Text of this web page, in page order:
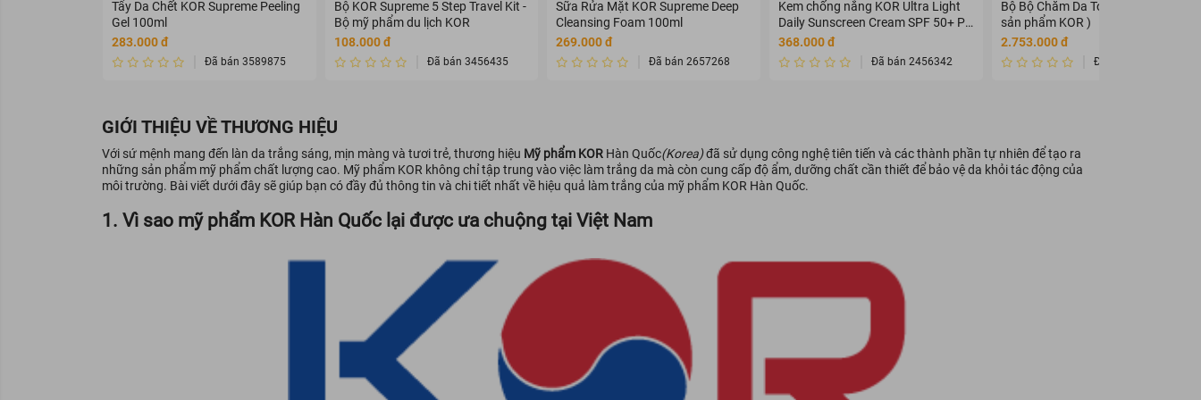
Tẩy Da Chết KOR Supreme Peeling
Gel 100ml
283.000 đ
Đã bán 3589875
Bộ KOR Supreme 5 Step Travel Kit -
Bộ mỹ phẩm du lịch KOR
108.000 đ
Đã bán 3456435
Sữa Rửa Mặt KOR Supreme Deep
Cleansing Foam 100ml
269.000 đ
Đã bán 2657268
Kem chống nắng KOR Ultra Light
Daily Sunscreen Cream SPF 50+ PA
++++
368.000 đ
Đã bán 2456342
Bộ Bộ Chăm Da Toàn Diện KOR ( 7
sản phẩm KOR )
2.753.000 đ
Đã bán 2345675
GIỚI THIỆU VỀ THƯƠNG HIỆU
Với sứ mệnh mang đến làn da trắng sáng, mịn màng và tươi trẻ, thương hiệu Mỹ phẩm KOR Hàn Quốc(Korea)đã sử dụng công nghệ tiên tiến và các thành phần tự nhiên để tạo ra
những sản phẩm mỹ phẩm chất lượng cao. Mỹ phẩm KOR không chỉ tập trung vào việc làm trắng da mà còn cung cấp độ ẩm, dưỡng chất cần thiết để bảo vệ da khỏi tác động của
môi trường. Bài viết dưới đây sẽ giúp bạn có đầy đủ thông tin và chi tiết nhất về hiệu quả làm trắng của mỹ phẩm KOR Hàn Quốc.
1. Vì sao mỹ phẩm KOR Hàn Quốc lại được ưa chuộng tại Việt Nam